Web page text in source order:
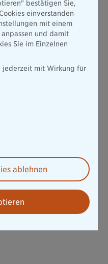
bestätigen Sie,
einverstanden
mit einem
und damit
Sie im Einzelnen
jederzeit mit Wirkung für
ablehnen